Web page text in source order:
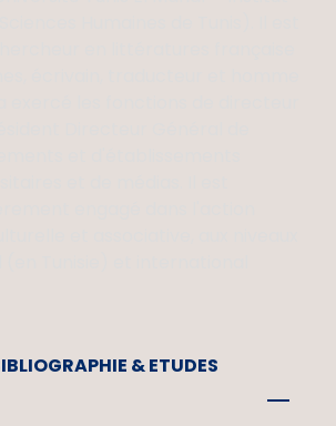
& ETUDES